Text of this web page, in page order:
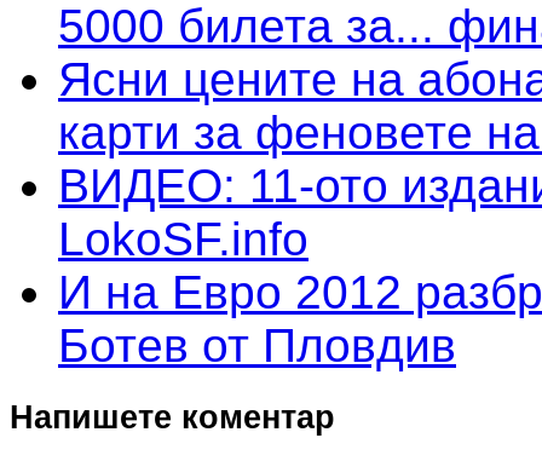
5000 билета за...
Ясни цените на
карти за феновете
ВИДЕО: 11-ото
LokoSF.info
И на Евро 2012
Ботев от Пловдив
Напишете коментар